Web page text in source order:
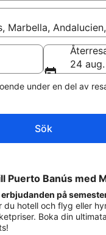
Marbella,
24 aug.
under en del av
Sök
Puerto Banús med
erbjudanden på
du hotell och flyg eller
Boka din